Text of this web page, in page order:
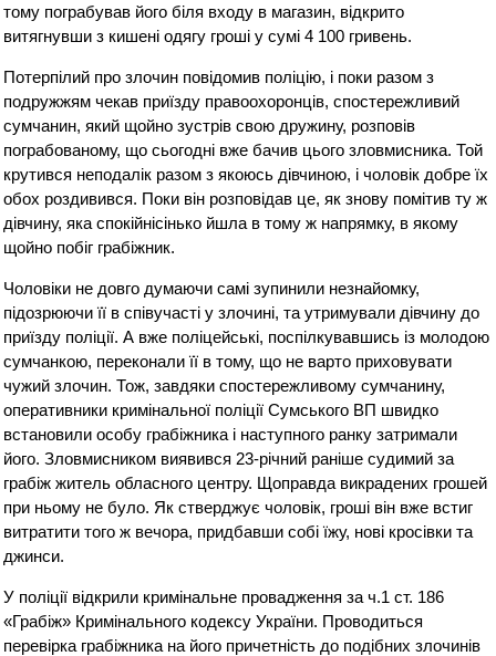
тому пограбував його біля входу в магазин, відкрито
витягнувши з кишені одягу гроші у сумі 4 100 гривень.
Потерпілий про злочин повідомив поліцію, і поки разом з
подружжям чекав приїзду правоохоронців, спостережливий
сумчанин, який щойно зустрів свою дружину, розповів
пограбованому, що сьогодні вже бачив цього зловмисника. Той
крутився неподалік разом з якоюсь дівчиною, і чоловік добре їх
обох роздивився. Поки він розповідав це, як знову помітив ту ж
дівчину, яка спокійнісінько йшла в тому ж напрямку, в якому
щойно побіг грабіжник.
Чоловіки не довго думаючи самі зупинили незнайомку,
підозрюючи її в співучасті у злочині, та утримували дівчину до
приїзду поліції. А вже поліцейські, поспілкувавшись із молодою
сумчанкою, переконали її в тому, що не варто приховувати
чужий злочин. Тож, завдяки спостережливому сумчанину,
оперативники кримінальної поліції Сумського ВП швидко
встановили особу грабіжника і наступного ранку затримали
його. Зловмисником виявився 23-річний раніше судимий за
грабіж житель обласного центру. Щоправда викрадених грошей
при ньому не було. Як стверджує чоловік, гроші він вже встиг
витратити того ж вечора, придбавши собі їжу, нові кросівки та
джинси.
У поліції відкрили кримінальне провадження за ч.1 ст. 186
«Грабіж» Кримінального кодексу України. Проводиться
перевірка грабіжника на його причетність до подібних злочинів